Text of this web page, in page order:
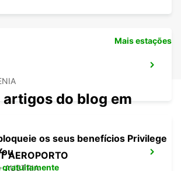
AEROPORTO
AUSTRIA
Mais estações
artigos do blog em
os seus benefícios Privilege
gratuitamente